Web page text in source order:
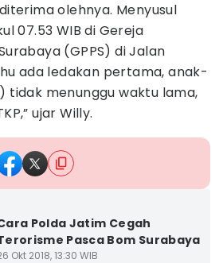
olehnya. Menyusul
07.53 WIB di Gereja
(GPPS) di Jalan
ada ledakan pertama, anak-
tidak menunggu waktu lama,
ujar Willy.
Polda Jatim Cegah
Pasca Bom Surabaya
Okt 2018, 13:30 WIB